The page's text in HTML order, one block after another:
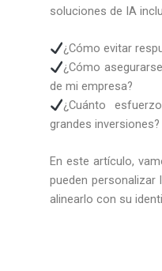
soluciones de IA
¿Cómo evitar
¿Cómo
de mi empresa?
¿Cuánto
grandes inversiones?
En este artículo,
pueden personalizar
alinearlo con su